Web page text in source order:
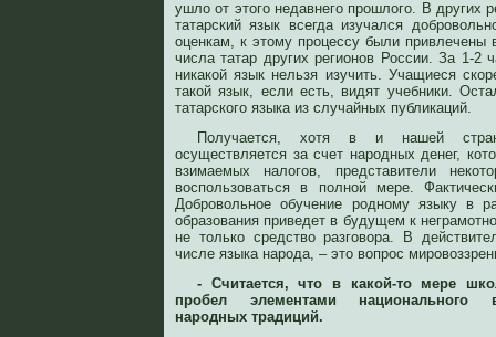
ушло от этого недавнего прошлого. В других
татарский язык всегда изучался
оценкам, к этому процессу были привлечены
числа татар других регионов России. За 1-2
никакой язык нельзя изучить. Учащиеся
такой язык, если есть, видят учебники.
татарского языка из случайных публикаций.
Получается, хотя в и нашей
осуществляется за счет народных денег,
взимаемых налогов, представители
воспользоваться в полной мере.
Добровольное обучение родному языку в
образования приведет в будущем к
не только средство разговора. В
числе языка народа, – это вопрос
- Считается, что в какой-то мере
пробел элементами национального
народных традиций.